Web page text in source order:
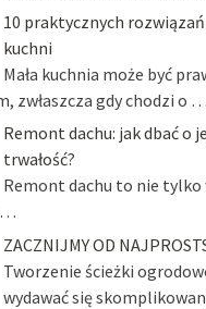
10 praktycznych rozwiązań
kuchni
Mała kuchnia może być
zwłaszcza gdy chodzi o …
Remont dachu: jak dbać o
trwałość?
Remont dachu to nie tylko
…
ZACZNIJMY OD
Tworzenie ścieżki
wydawać się